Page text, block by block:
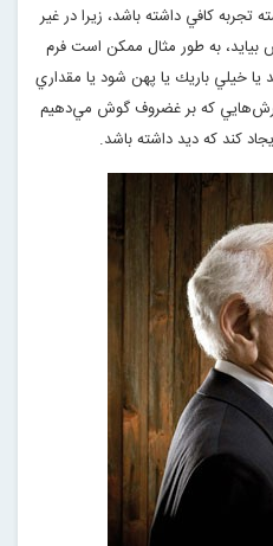
كافي داشته باشد، زيرا در غير
به طور مثال ممكن است فرم
خيلي باريك يا پهن شود يا مقداري
برش‌هايي كه بر غضروف‌ گوش مي‌دهيم
كند كه ديد داشته باشد.